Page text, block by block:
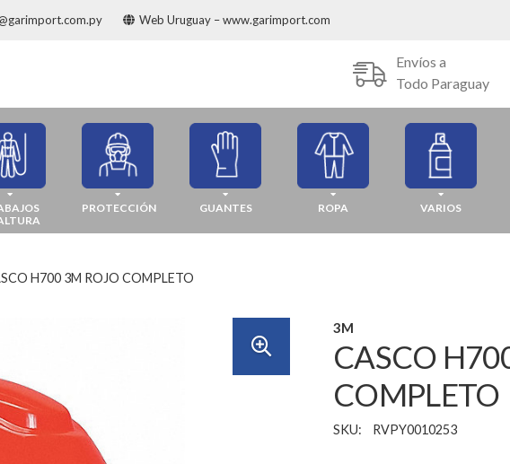
Web Uruguay – www.garimport.com
Envíos a
Todo Paraguay
PROTECCIÓN GUANTES ROPA VARIOS
H700 3M ROJO COMPLETO
3M
CASCO
COMPLETO
SKU: RVPY0010253